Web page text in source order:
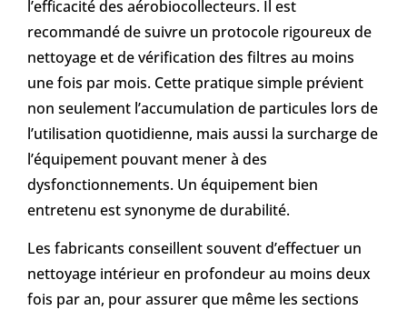
l’efficacité des aérobiocollecteurs. Il est
recommandé de suivre un protocole rigoureux de
nettoyage et de vérification des filtres au moins
une fois par mois. Cette pratique simple prévient
non seulement l’accumulation de particules lors de
l’utilisation quotidienne, mais aussi la surcharge de
l’équipement pouvant mener à des
dysfonctionnements. Un équipement bien
entretenu est synonyme de durabilité.
Les fabricants conseillent souvent d’effectuer un
nettoyage intérieur en profondeur au moins deux
fois par an, pour assurer que même les sections